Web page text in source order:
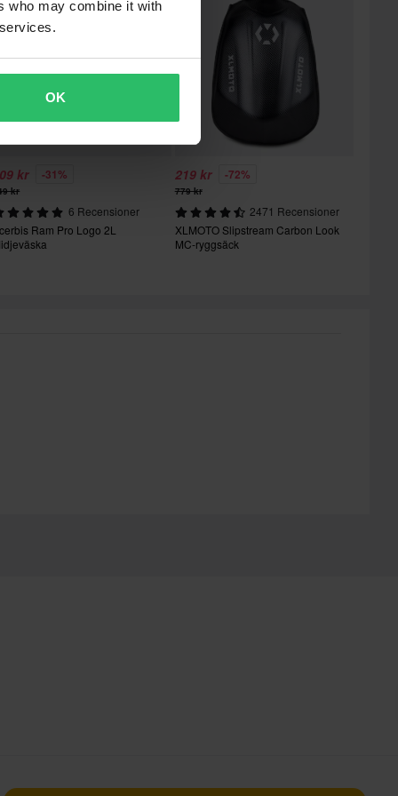
who may combine it with
OK
kr -31%
kr
6 Recensioner
Ram Pro Logo 2L
219 kr -72%
779 kr
2471 Recensioner
XLMOTO Slipstream Carbon Look
MC-ryggsäck